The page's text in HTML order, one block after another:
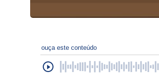
ouça este conteúdo